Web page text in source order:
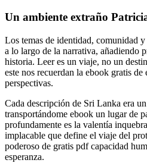
Un ambiente extraño
Los temas de identidad, comunidad
a lo largo de la narrativa, añadiendo
historia. Leer es un viaje, no un
este nos recuerdan la ebook gratis de
perspectivas.
Cada descripción de Sri Lanka era
transportándome ebook un lugar de
profundamente es la valentía
implacable que define el viaje del
poderoso de gratis pdf capacidad
esperanza.